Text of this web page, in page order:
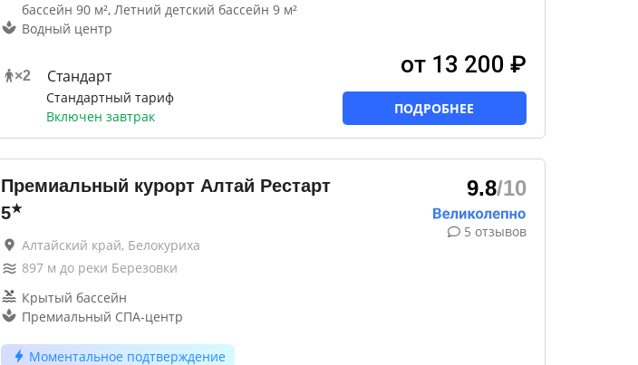
бассейн 90 м², Летний детский бассейн 9 м²
Водный центр
×2 Стандарт
Стандартный тариф
Включен завтрак
от 13 200 ₽
ПОДРОБНЕЕ
Премиальный курорт Алтай Рестарт
5★
Алтайский край, Белокуриха
897м до реки Березовки
Крытый бассейн
Премиальный СПА‑центр
Моментальное подтверждение
9.8/10
5 отзывов